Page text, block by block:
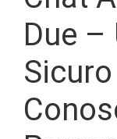
Due –